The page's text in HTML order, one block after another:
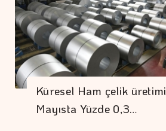
Küresel Ham çelik üretimi
Mayısta Yüzde 0,3…